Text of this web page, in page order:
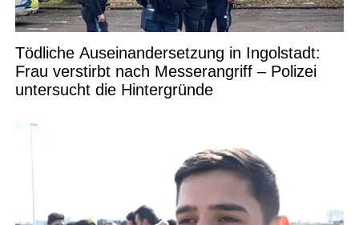
Tödliche Auseinandersetzung in Ingolstadt:
Frau verstirbt nach Messerangriff – Polizei
untersucht die Hintergründe